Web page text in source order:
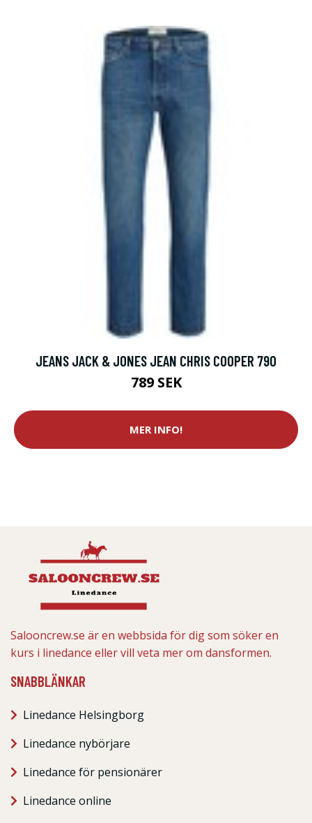
JEANS JACK & JONES JEAN CHRIS COOPER 790
789 SEK
MER INFO!
Salooncrew.se är en webbsida för dig som söker en
kurs i linedance eller vill veta mer om dansformen.
SNABBLÄNKAR
Linedance Helsingborg
Linedance nybörjare
Linedance för pensionärer
Linedance online